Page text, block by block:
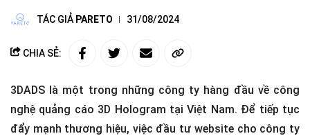
TÁC GIẢ PARETO 31/08/2024
CHIA SẺ:
3DADS là một trong những công ty hàng đầu về công
nghệ quảng cáo 3D Hologram tại Việt Nam. Để tiếp tục
đẩy mạnh thương hiệu, việc đầu tư website cho công ty